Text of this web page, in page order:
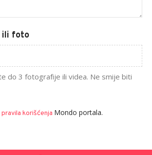
ili foto
do 3 fotografije ili videa. Ne smije biti
pravila korišćenja Mondo portala.